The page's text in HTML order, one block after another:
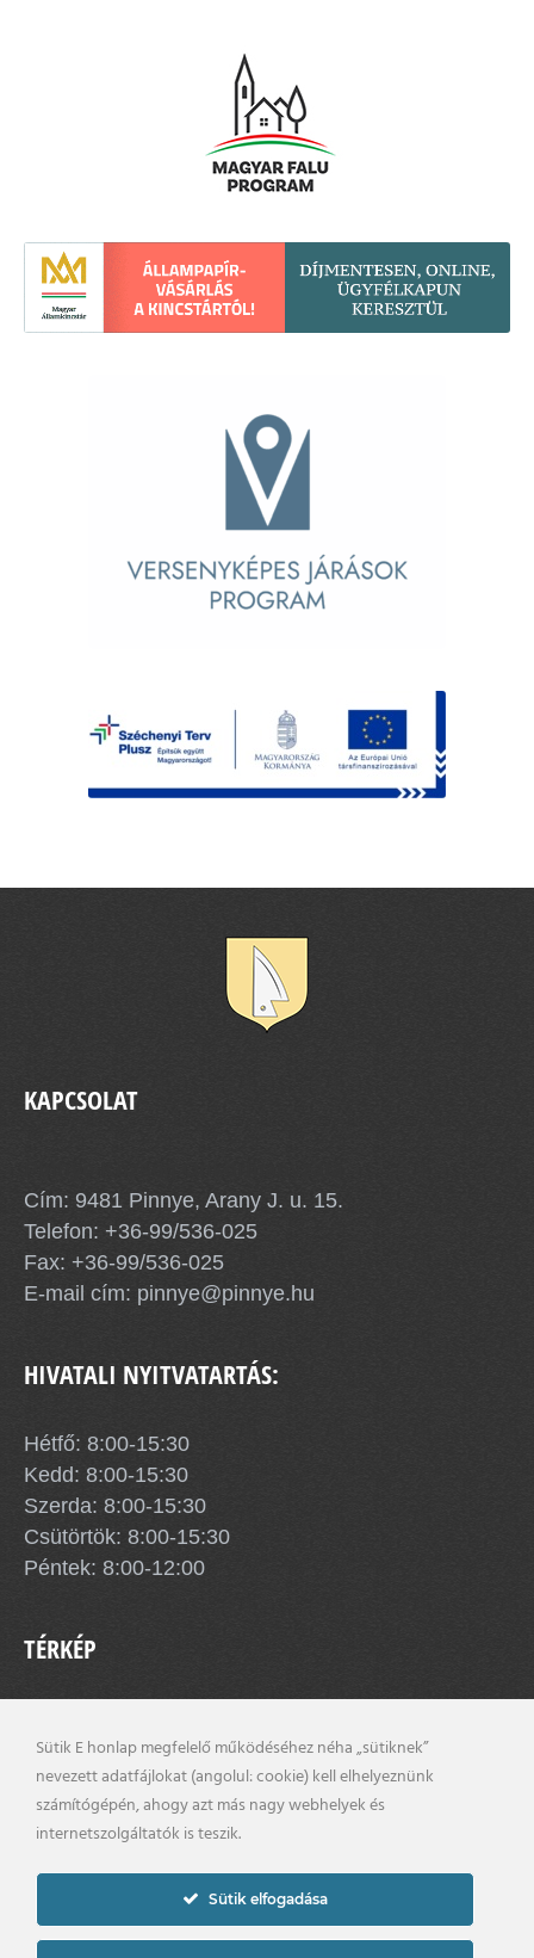
KAPCSOLAT
Cím: 9481 Pinnye, Arany J. u. 15.
Telefon: +36-99/536-025
Fax: +36-99/536-025
E-mail cím: pinnye@pinnye.hu
HIVATALI NYITVATARTÁS:
Hétfő: 8:00-15:30
Kedd: 8:00-15:30
Szerda: 8:00-15:30
Csütörtök: 8:00-15:30
Péntek: 8:00-12:00
TÉRKÉP
Sütik E honlap megfelelő működéséhez néha „sütiknek”
nevezett adatfájlokat (angolul: cookie) kell elhelyeznünk
számítógépén, ahogy azt más nagy webhelyek és
internetszolgáltatók is teszik.
Sütik elfogadása